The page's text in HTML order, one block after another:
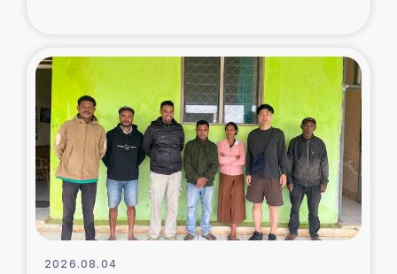
スリランカの南北女性をつなぐサリー・リサイクル・プロ
ジェクト
復興支援事業
民際教育事業
2026.08.04